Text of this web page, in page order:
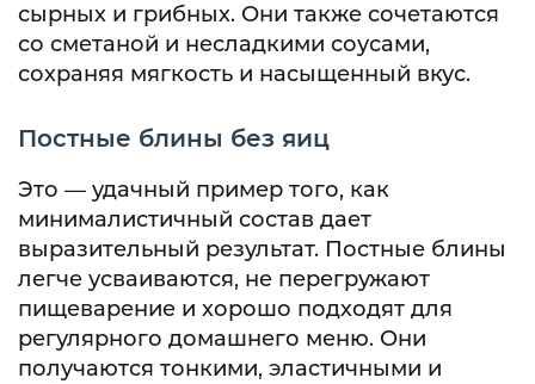
сырных и грибных. Они также сочетаются
со сметаной и несладкими соусами,
сохраняя мягкость и насыщенный вкус.
Постные блины без яиц
Это — удачный пример того, как
минималистичный состав дает
выразительный результат. Постные блины
легче усваиваются, не перегружают
пищеварение и хорошо подходят для
регулярного домашнего меню. Они
получаются тонкими, эластичными и